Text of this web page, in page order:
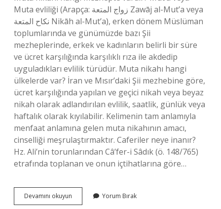
Muta evliliği (Arapça: زواج المتعة Zawāj al-Mut’a veya
نكاح المتعة Nikāh al-Mut’a), erken dönem Müslüman
toplumlarında ve günümüzde bazı Şii
mezheplerinde, erkek ve kadınların belirli bir süre
ve ücret karşılığında karşılıklı rıza ile akdedip
uyguladıkları evlilik türüdür. Muta nikahı hangi
ülkelerde var? İran ve Mısır’daki Şii mezhebine göre,
ücret karşılığında yapılan ve geçici nikah veya beyaz
nikah olarak adlandırılan evlilik, saatlik, günlük veya
haftalık olarak kıyılabilir. Kelimenin tam anlamıyla
menfaat anlamına gelen muta nikahının amacı,
cinselliği meşrulaştırmaktır. Caferiler neye inanır?
Hz. Ali’nin torunlarından Câ’fer-i Sâdık (ö. 148/765)
etrafında toplanan ve onun içtihatlarına göre…
Devamını okuyun Caferilikte
Muta
Yorum Bırak